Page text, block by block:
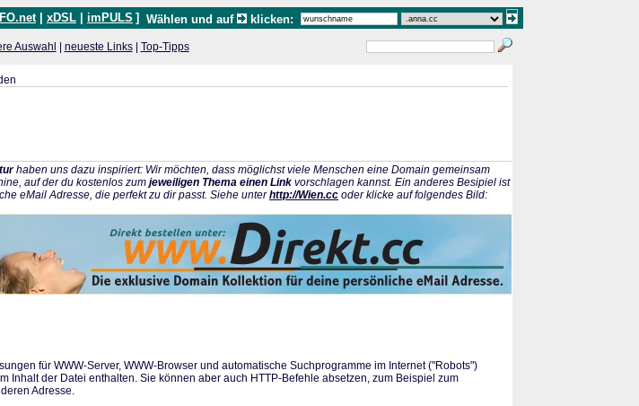
IFO.net xDSL imPULS ] Wählen und auf klicken:
Auswahl neueste Links| Top-Tipps
haben uns dazu inspiriert: Wir möchten, dass möglichst viele Menschen eine Domain gemeinsam
auf der du kostenlos zum jeweiligen Thema einen Link vorschlagen kannst. Ein anderes Besipiel ist
eMail Adresse, die perfekt zu dir passt. Siehe unterhttp://Wien.cc oder klicke auf folgendes Bild:
für WWW-Server, WWW-Browser und automatische Suchprogramme im Internet ("Robots")
Inhalt der Datei enthalten. Sie können aber auch HTTP-Befehle absetzen, zum Beispiel zum
Adresse.